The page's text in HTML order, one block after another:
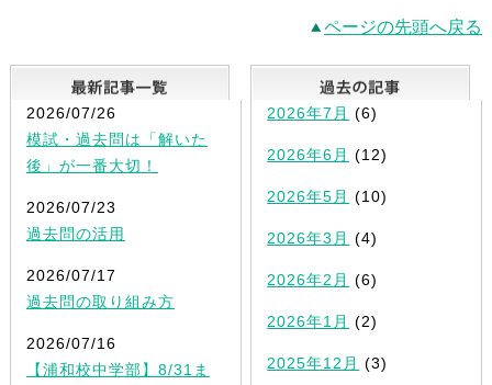
ページの先頭へ戻る
最新記事一覧
2026/07/26
模試・過去問は「解いた
後」が一番大切！
2026/07/23
過去問の活用
2026/07/17
過去問の取り組み方
2026/07/16
【浦和校中学部】8/31ま
2026年7月 (6)
2026年6月 (12)
2026年5月 (10)
2026年3月 (4)
2026年2月 (6)
2026年1月 (2)
2025年12月 (3)